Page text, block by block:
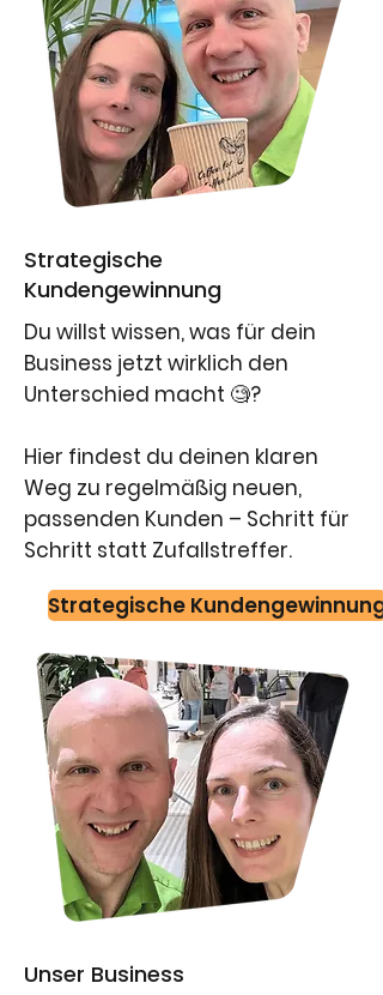
Strategische
Kundengewinnung
Du willst wissen, was für dein
Business jetzt wirklich den
Unterschied macht 🧐?
Hier findest du deinen klaren
Weg zu regelmäßig neuen,
passenden Kunden – Schritt für
Schritt statt Zufallstreffer.
​Strategische Kundengewinnung
Unser Business